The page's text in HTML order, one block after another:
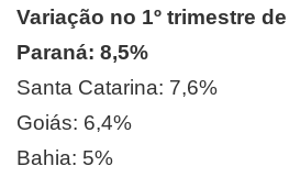
Variação no 1º trimestre
Paraná: 8,5%
Santa Catarina: 7,6%
Goiás: 6,4%
Bahia: 5%